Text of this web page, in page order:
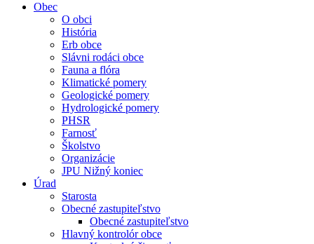
Obec
O obci
História
Erb obce
Slávni rodáci obce
Fauna a flóra
Klimatické pomery
Geologické pomery
Hydrologické pomery
PHSR
Farnosť
Školstvo
Organizácie
JPU Nižný koniec
Úrad
Starosta
Obecné zastupiteľstvo
Obecné zastupiteľstvo
Hlavný kontrolór obce